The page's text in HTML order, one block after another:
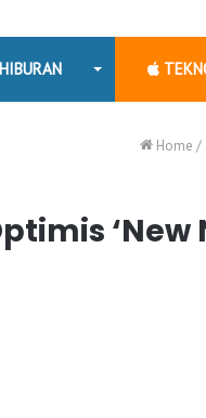
HIBURAN
Home /